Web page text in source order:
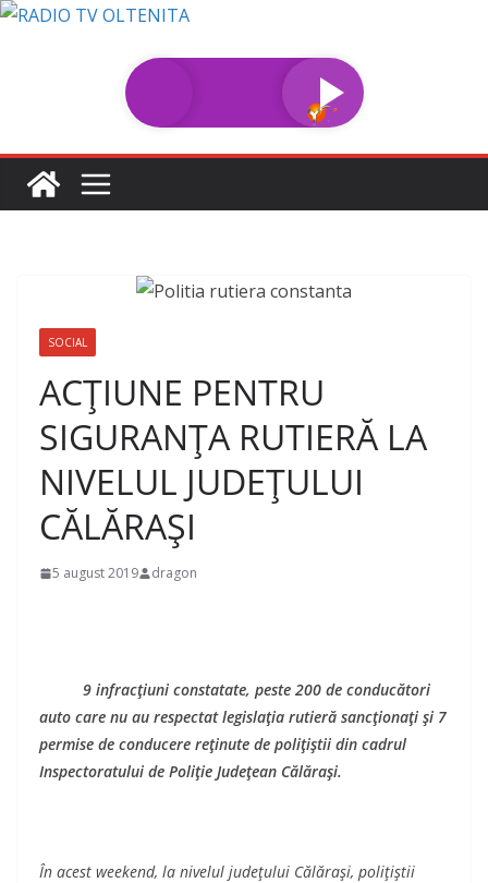
Sari
SOCIAL
ACȚIUNE PENTRU
SIGURANȚA RUTIERĂ LA
NIVELUL JUDEȚULUI
CĂLĂRAȘI
5 august 2019 dragon
9 infracțiuni constatate, peste 200 de conducători
auto care nu au respectat legislația rutieră sancționați și 7
permise de conducere reținute de polițiștii din cadrul
Inspectoratului de Poliție Județean Călărași.
În acest weekend, la nivelul județului Călărași, polițiștii